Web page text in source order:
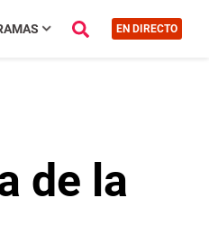
EN DIRECTO
de la